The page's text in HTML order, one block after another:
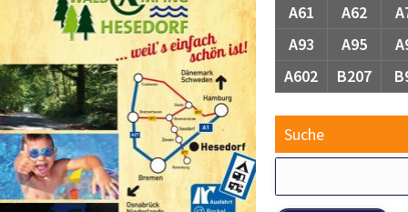
A61
A62
A93
A95
A602
B207
Suche